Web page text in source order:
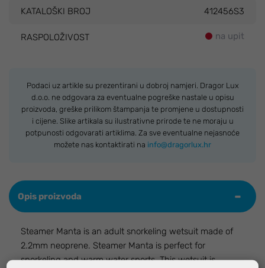
KATALOŠKI BROJ 412456S3
RASPOLOŽIVOST na upit
Podaci uz artikle su prezentirani u dobroj namjeri. Dragor Lux
d.o.o. ne odgovara za eventualne pogreške nastale u opisu
proizvoda, greške prilikom štampanja te promjene u dostupnosti
i cijene. Slike artikala su ilustrativne prirode te ne moraju u
potpunosti odgovarati artiklima. Za sve eventualne nejasnoće
možete nas kontaktirati na info@dragorlux.hr
Opis proizvoda
Steamer Manta is an adult snorkeling wetsuit made of
2.2mm neoprene. Steamer Manta is perfect for
snorkeling and warm water sports. This wetsuit is